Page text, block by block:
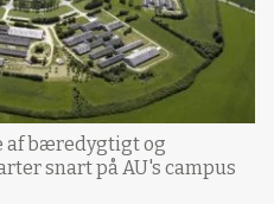
af bæredygtigt og
snart på AU's campus